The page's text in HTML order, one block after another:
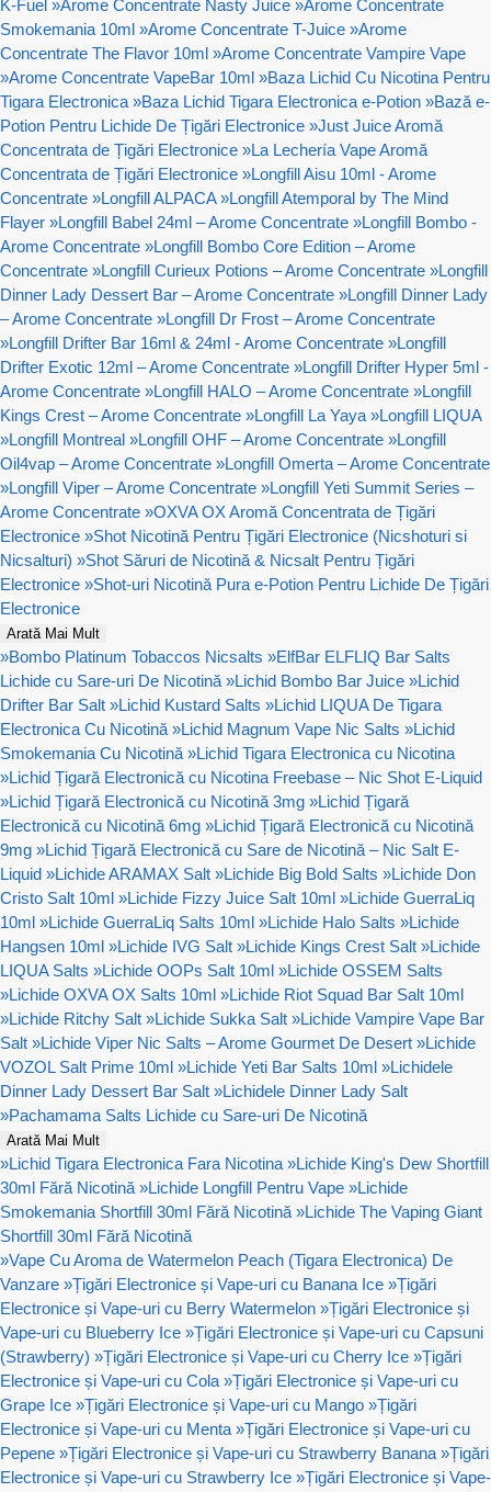
K-Fuel »Arome Concentrate Nasty Juice »Arome Concentrate
Smokemania 10ml »Arome Concentrate T-Juice »Arome
Concentrate The Flavor 10ml »Arome Concentrate Vampire Vape
»Arome Concentrate VapeBar 10ml »Baza Lichid Cu Nicotina Pentru
Tigara Electronica »Baza Lichid Tigara Electronica e-Potion »Bază e-
Potion Pentru Lichide De Țigări Electronice »Just Juice Aromă
Concentrata de Țigări Electronice »La Lechería Vape Aromă
Concentrata de Țigări Electronice »Longfill Aisu 10ml - Arome
Concentrate »Longfill ALPACA »Longfill Atemporal by The Mind
Flayer »Longfill Babel 24ml – Arome Concentrate »Longfill Bombo -
Arome Concentrate »Longfill Bombo Core Edition – Arome
Concentrate »Longfill Curieux Potions – Arome Concentrate »Longfill
Dinner Lady Dessert Bar – Arome Concentrate »Longfill Dinner Lady
– Arome Concentrate »Longfill Dr Frost – Arome Concentrate
»Longfill Drifter Bar 16ml & 24ml - Arome Concentrate »Longfill
Drifter Exotic 12ml – Arome Concentrate »Longfill Drifter Hyper 5ml -
Arome Concentrate »Longfill HALO – Arome Concentrate »Longfill
Kings Crest – Arome Concentrate »Longfill La Yaya »Longfill LIQUA
»Longfill Montreal »Longfill OHF – Arome Concentrate »Longfill
Oil4vap – Arome Concentrate »Longfill Omerta – Arome Concentrate
»Longfill Viper – Arome Concentrate »Longfill Yeti Summit Series –
Arome Concentrate »OXVA OX Aromă Concentrata de Țigări
Electronice »Shot Nicotină Pentru Țigări Electronice (Nicshoturi si
Nicsalturi) »Shot Săruri de Nicotină & Nicsalt Pentru Țigări
Electronice »Shot-uri Nicotină Pura e-Potion Pentru Lichide De Țigări
Electronice
Arată Mai Mult
»Bombo Platinum Tobaccos Nicsalts »ElfBar ELFLIQ Bar Salts
Lichide cu Sare-uri De Nicotină »Lichid Bombo Bar Juice »Lichid
Drifter Bar Salt »Lichid Kustard Salts »Lichid LIQUA De Tigara
Electronica Cu Nicotină »Lichid Magnum Vape Nic Salts »Lichid
Smokemania Cu Nicotină »Lichid Tigara Electronica cu Nicotina
»Lichid Țigară Electronică cu Nicotina Freebase – Nic Shot E-Liquid
»Lichid Țigară Electronică cu Nicotină 3mg »Lichid Țigară
Electronică cu Nicotină 6mg »Lichid Țigară Electronică cu Nicotină
9mg »Lichid Țigară Electronică cu Sare de Nicotină – Nic Salt E-
Liquid »Lichide ARAMAX Salt »Lichide Big Bold Salts »Lichide Don
Cristo Salt 10ml »Lichide Fizzy Juice Salt 10ml »Lichide GuerraLiq
10ml »Lichide GuerraLiq Salts 10ml »Lichide Halo Salts »Lichide
Hangsen 10ml »Lichide IVG Salt »Lichide Kings Crest Salt »Lichide
LIQUA Salts »Lichide OOPs Salt 10ml »Lichide OSSEM Salts
»Lichide OXVA OX Salts 10ml »Lichide Riot Squad Bar Salt 10ml
»Lichide Ritchy Salt »Lichide Sukka Salt »Lichide Vampire Vape Bar
Salt »Lichide Viper Nic Salts – Arome Gourmet De Desert »Lichide
VOZOL Salt Prime 10ml »Lichide Yeti Bar Salts 10ml »Lichidele
Dinner Lady Dessert Bar Salt »Lichidele Dinner Lady Salt
»Pachamama Salts Lichide cu Sare-uri De Nicotină
Arată Mai Mult
»Lichid Tigara Electronica Fara Nicotina »Lichide King's Dew Shortfill
30ml Fără Nicotină »Lichide Longfill Pentru Vape »Lichide
Smokemania Shortfill 30ml Fără Nicotină »Lichide The Vaping Giant
Shortfill 30ml Fără Nicotină
»Vape Cu Aroma de Watermelon Peach (Tigara Electronica) De
Vanzare »Țigări Electronice și Vape-uri cu Banana Ice »Țigări
Electronice și Vape-uri cu Berry Watermelon »Țigări Electronice și
Vape-uri cu Blueberry Ice »Țigări Electronice și Vape-uri cu Capsuni
(Strawberry) »Țigări Electronice și Vape-uri cu Cherry Ice »Țigări
Electronice și Vape-uri cu Cola »Țigări Electronice și Vape-uri cu
Grape Ice »Țigări Electronice și Vape-uri cu Mango »Țigări
Electronice și Vape-uri cu Menta »Țigări Electronice și Vape-uri cu
Pepene »Țigări Electronice și Vape-uri cu Strawberry Banana »Țigări
Electronice și Vape-uri cu Strawberry Ice »Țigări Electronice și Vape-